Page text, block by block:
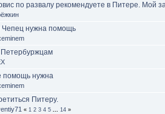
по развалу рекомендуете в Питере. Мой
Чепец нужна помощь
Петербуржцам
помощь нужна
Питеру.
« 1 2 3 4 5 ... 14»